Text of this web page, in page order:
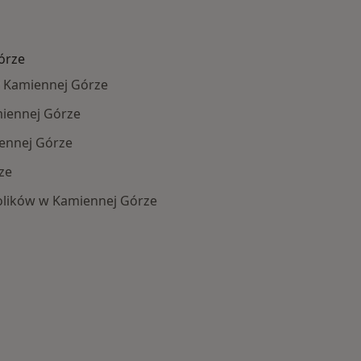
Górze
Górze
Górze
w Kamiennej Górze